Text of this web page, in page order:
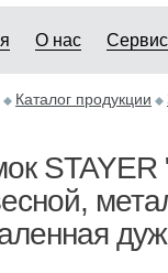
О нас Сервис
Каталог продукции
STAYER